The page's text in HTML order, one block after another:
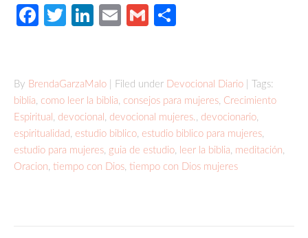
Facebook
TwitterLinkedIn
EmailGmail
By BrendaGarzaMalo | Filed under Devocional Diario
| Tags:
biblia como leer la biblia consejos para mujeres Crecimiento
Espiritual
devocional devocional mujeres. devocionario
espiritualidad
estudio biblico estudio biblico para mujeres
estudio para mujeres guia de estudio leer la biblia meditación
Oracion tiempo con Dios tiempo con Dios mujeres